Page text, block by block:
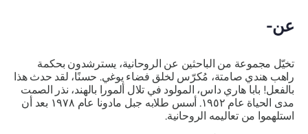
عن-
تخيّل مجموعة من الباحثين عن الروحانية، يسترشدون بحكمة
راهب هندي صامتة، مُكرّس لخلق فضاء يوغي. حسنًا، لقد حدث هذا
بالفعل! بابا هاري داس، المولود في تلال ألمورا بالهند، نذر الصمت
مدى الحياة عام ١٩٥٢. أسس طلابه جبل مادونا عام ١٩٧٨ بعد أن
استلهموا من تعاليمه الروحانية.